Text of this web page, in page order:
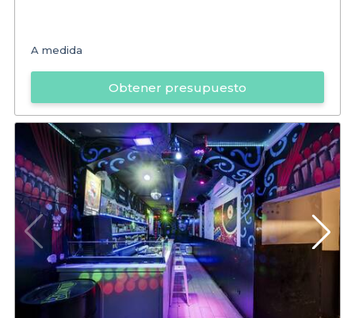
A medida
Obtener presupuesto